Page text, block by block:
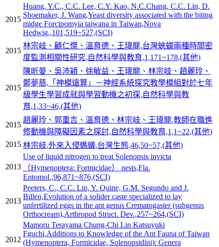
2015
Huang, Y.C., C.C. Lee, C.Y. Kao, N.C.Chang, C.C. Lin, D.
Shoemaker, J. Wang,Yeast diversity associated with the biting
midge Forcipomyia taiwana in Taiwan,Nova
Hedwig.,101,519~527,(SCI)
2015
林宗岐、顧仁傑、溫育德、王瑋龍,台灣蛺蠓兩種時間密
度監測相關性研究,自然科學與教育,1,171~178,(其他)
2015
陳昕晏、吳沛穎、徐敏益、王瑋龍、林宗岐、趙麗玲、
鄭夢慈,「神模遠算」－神經系統探究教學模組對於七年
級學生學習成就與學習動機之初探,自然科學與教
育,1,33~46,(其他)
2015
趙麗玲、郭重吉、溫育德、林宗岐、王瑋龍,教師在職進
修動機與障礙因素之探討,自然科學與教育,1,1~22,(其他)
2015 林宗岐,外來入侵螞蟻,台灣生態,46,50~57,(其他)
2013
Use of liquid nitrogen to treat Solenopsis invicta
（Hymenoptera: Formicidae） nests,Fla.
Entomol.,96,871~876,(SCI)
2013
Peeters, C., C.C. Lin, Y. Quine, G.M. Segundo and J.
Billen,Evolution of a solider caste specialized to lay
unfertilized eggs in the ant genus Crematogaster (subgenus
Orthocream),Arthropod Struct. Dev.,257~264,(SCI)
2012
Mamoru Terayama Chung-Chi Lin Katsuyuki
Fguchi,Additions to Knowledge of the Ant Fauna of Taiwan
(Hymenoptera, Formicidae, Solenopsidini): Genera